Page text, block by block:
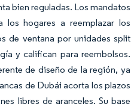
bien reguladas. Los mandatos
los hogares a reemplazar los
de ventana por unidades split
y califican para reembolsos.
de diseño de la región, ya
de Dubái acorta los plazos
libres de aranceles. Su base